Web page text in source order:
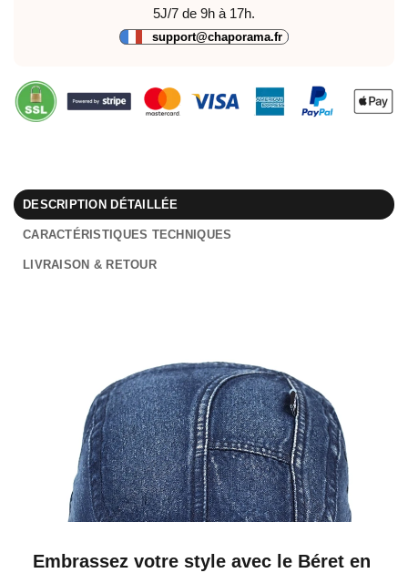
5J/7 de 9h à 17h.
support@chaporama.fr
DESCRIPTION DÉTAILLÉE
CARACTÉRISTIQUES TECHNIQUES
LIVRAISON & RETOUR
Embrassez votre style avec le Béret en